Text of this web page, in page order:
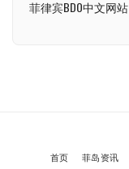
菲律宾BDO中文网站
首页 菲岛资讯